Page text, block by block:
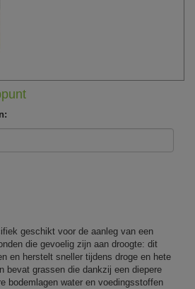
geschikt voor de aanleg van een
die gevoelig zijn aan droogte: dit
en herstelt sneller tijdens droge en hete
bevat grassen die dankzij een diepere
bodemlagen water en voedingsstoffen